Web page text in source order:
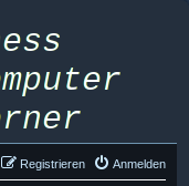
Anmelden
Registrieren